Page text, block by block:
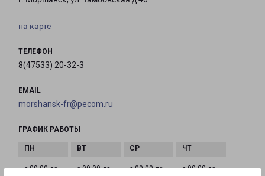
на карте
ТЕЛЕФОН
8(47533) 20-32-3
EMAIL
morshansk-fr@pecom.ru
ГРАФИК РАБОТЫ
с 09:00 до с 09:00 до с 09:00 до с 09:00 до